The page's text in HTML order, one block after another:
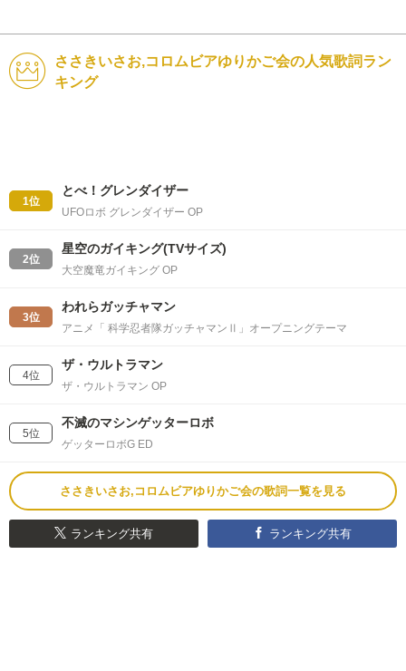
ささきいさお,コロムビアゆりかご会の人気歌詞ラン
キング
1位
とべ！グレンダイザー
UFOロボ グレンダイザー OP
2位
星空のガイキング(TVサイズ)
大空魔竜ガイキング OP
3位
われらガッチャマン
アニメ「 科学忍者隊ガッチャマンⅡ」オープニングテーマ
4位
ザ・ウルトラマン
ザ・ウルトラマン OP
5位
不滅のマシンゲッターロボ
ゲッターロボG ED
ささきいさお,コロムビアゆりかご会の歌詞一覧を見る
ランキング共有 ランキング共有